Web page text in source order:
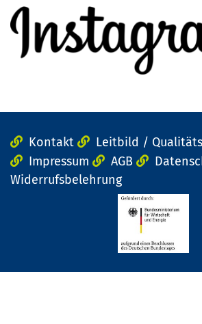
Kontakt Leitbild /
Impressum
AGB
Widerrufsbelehrung